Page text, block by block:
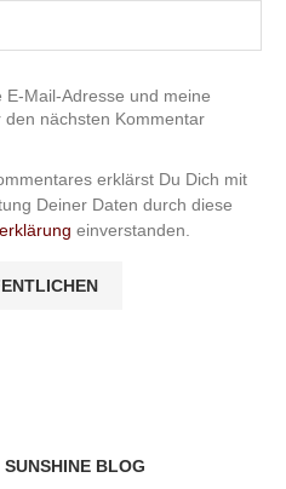
Mail-Adresse und meine
nächsten Kommentar
erklärst Du Dich mit
Deiner Daten durch diese
einverstanden.
BLOG